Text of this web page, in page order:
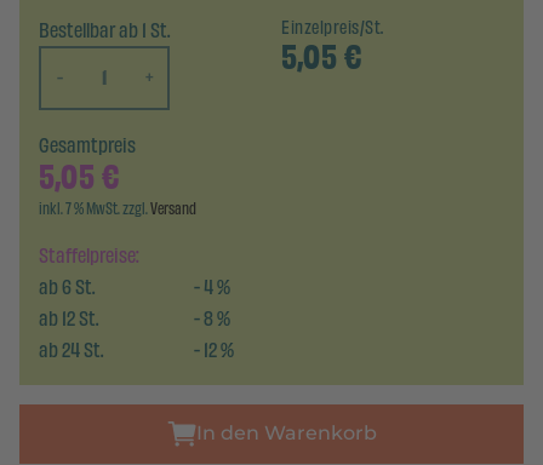
Bestellbar ab 1 St.
-
+
Einzelpreis/St.
5,05€
Staffelpreise:
ab6St. -4%
ab12St. -8%
ab24St. -12%
Gesamtpreis
5,05€
inkl. 7 % MwSt. zzgl.Versand
In den Warenkorb